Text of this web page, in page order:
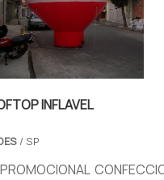
e fácil instalação. Além
permite transporte
em diversas
se uma alternativa
para estratégias de
INFLAVEL
/ SP